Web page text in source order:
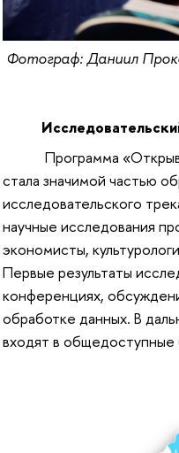
Фотограф: Даниил
Программа
стала значимой частью
исследовательского
научные исследования
экономисты,
Первые результаты
конференциях,
обработке данных. В
входят в общедоступные